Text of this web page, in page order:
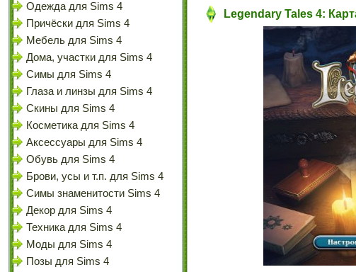
Одежда для Sims 4
Причёски для Sims 4
Мебель для Sims 4
Дома, участки для Sims 4
Симы для Sims 4
Глаза и линзы для Sims 4
Скины для Sims 4
Косметика для Sims 4
Аксессуары для Sims 4
Обувь для Sims 4
Брови, усы и т.п. для Sims 4
Симы знаменитости Sims 4
Декор для Sims 4
Техника для Sims 4
Моды для Sims 4
Позы для Sims 4
Legendary Tales 4: